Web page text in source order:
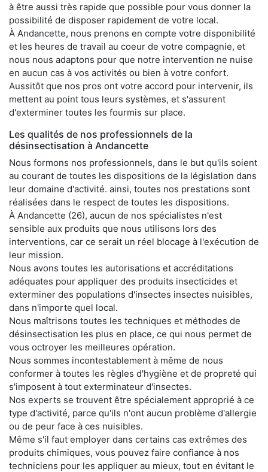
à être aussi très rapide que possible pour vous donner la
possibilité de disposer rapidement de votre local.
À Andancette, nous prenons en compte votre disponibilité
et les heures de travail au coeur de votre compagnie, et
nous nous adaptons pour que notre intervention ne nuise
en aucun cas à vos activités ou bien à votre confort.
Aussitôt que nos pros ont votre accord pour intervenir, ils
mettent au point tous leurs systèmes, et s'assurent
d'exterminer toutes les fourmis sur place.
Les qualités de nos professionnels de la
désinsectisation à Andancette
Nous formons nos professionnels, dans le but qu'ils soient
au courant de toutes les dispositions de la législation dans
leur domaine d'activité. ainsi, toutes nos prestations sont
réalisées dans le respect de toutes les dispositions.
À Andancette (26), aucun de nos spécialistes n'est
sensible aux produits que nous utilisons lors des
interventions, car ce serait un réel blocage à l'exécution de
leur mission.
Nous avons toutes les autorisations et accréditations
adéquates pour appliquer des produits insecticides et
exterminer des populations d'insectes insectes nuisibles,
dans n'importe quel local.
Nous maîtrisons toutes les techniques et méthodes de
désinsectisation les plus en place, ce qui nous permet de
vous octroyer les meilleures opération.
Nous sommes incontestablement à même de nous
conformer à toutes les règles d'hygiène et de propreté qui
s'imposent à tout exterminateur d'insectes.
Nos experts se trouvent être spécialement approprié à ce
type d'activité, parce qu'ils n'ont aucun problème d'allergie
ou de peur face à ces nuisibles.
Même s'il faut employer dans certains cas extrêmes des
produits chimiques, vous pouvez faire confiance à nos
techniciens pour les appliquer au mieux, tout en évitant le